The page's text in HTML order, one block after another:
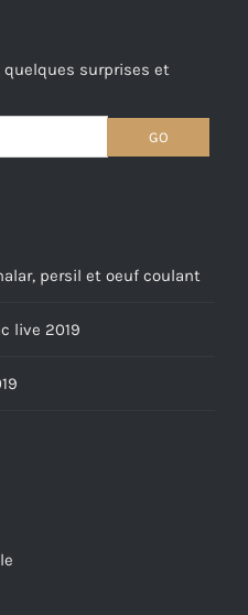
quelques surprises et
persil et oeuf coulant
live 2019